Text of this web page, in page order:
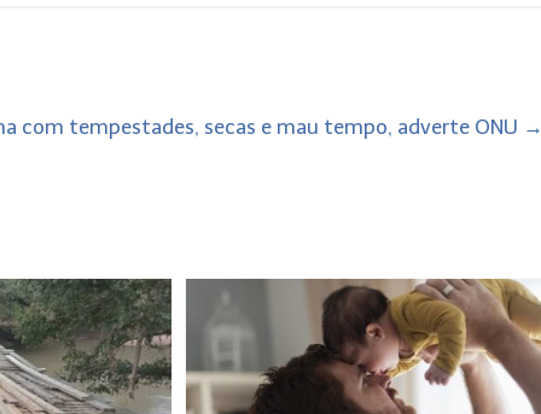
com tempestades, secas e mau tempo, adverte ONU →